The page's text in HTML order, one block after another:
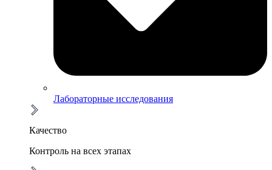
Лабораторные исследования
Качество
Контроль на всех этапах